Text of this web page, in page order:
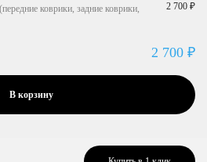
коврики, задние коврики,
2 700 ₽
2 700 ₽
В корзину